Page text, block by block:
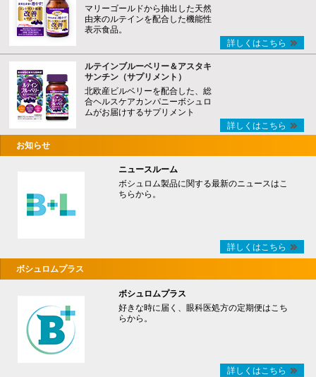
マリーゴールドから抽出した天然
由来のルテインを配合した機能性
表示食品。
詳しくはこちら
ルテインブルーベリー＆アスタキ
サンチン（サプリメント）
北欧産ビルベリーを配合した、総
合ヘルスケアカンパニーボシュロ
ムがお届けするサプリメント
詳しくはこちら
お知らせ
ニュースルーム
ボシュロム製品に関する最新のニュースはこ
ちらから。
詳しくはこちら
ボシュロムプラス
ボシュロムプラス
好きな時に届く、眼科医処方の定期便はこち
らから。
詳しくはこちら